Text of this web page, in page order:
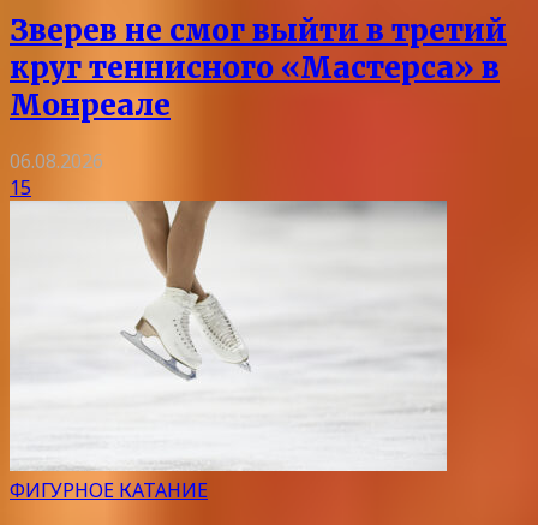
Зверев не смог выйти в третий
круг теннисного «Мастерса» в
Монреале
06.08.2026
15
ФИГУРНОЕ КАТАНИЕ